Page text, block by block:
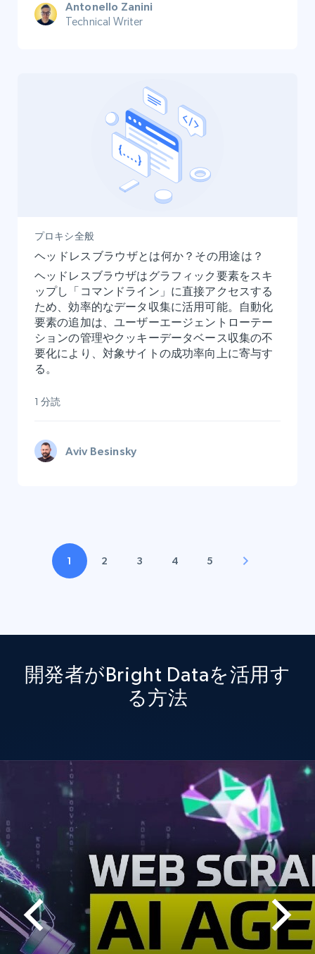
Antonello Zanini
Technical Writer
プロキシ全般
ヘッドレスブラウザとは何か？その用途は？
ヘッドレスブラウザはグラフィック要素をスキ
ップし「コマンドライン」に直接アクセスする
ため、効率的なデータ収集に活用可能。自動化
要素の追加は、ユーザーエージェントローテー
ションの管理やクッキーデータベース収集の不
要化により、対象サイトの成功率向上に寄与す
る。
1 分読
Aviv Besinsky
1 2 3 4 5
開発者がBright Dataを活用す
る方法